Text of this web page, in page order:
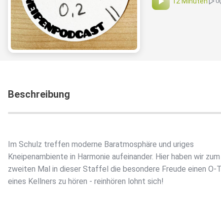
Beschreibung
Im Schulz treffen moderne Baratmosphäre und uriges
Kneipenambiente in Harmonie aufeinander. Hier haben wir zum
zweiten Mal in dieser Staffel die besondere Freude einen O-
eines Kellners zu hören - reinhören lohnt sich!